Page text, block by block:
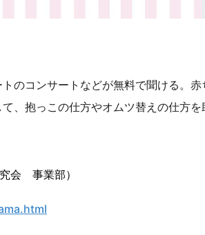
のコンサートなどが無料で聞ける。
、抱っこの仕方やオムツ替えの仕方
会 事業部）